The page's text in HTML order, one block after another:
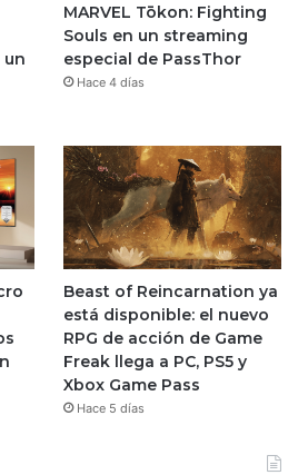
un
MARVEL Tōkon: Fighting
Souls en un streaming
especial de PassThor
Hace 4 días
Beast of Reincarnation ya
está disponible: el nuevo
RPG de acción de Game
Freak llega a PC, PS5 y
Xbox Game Pass
Hace 5 días